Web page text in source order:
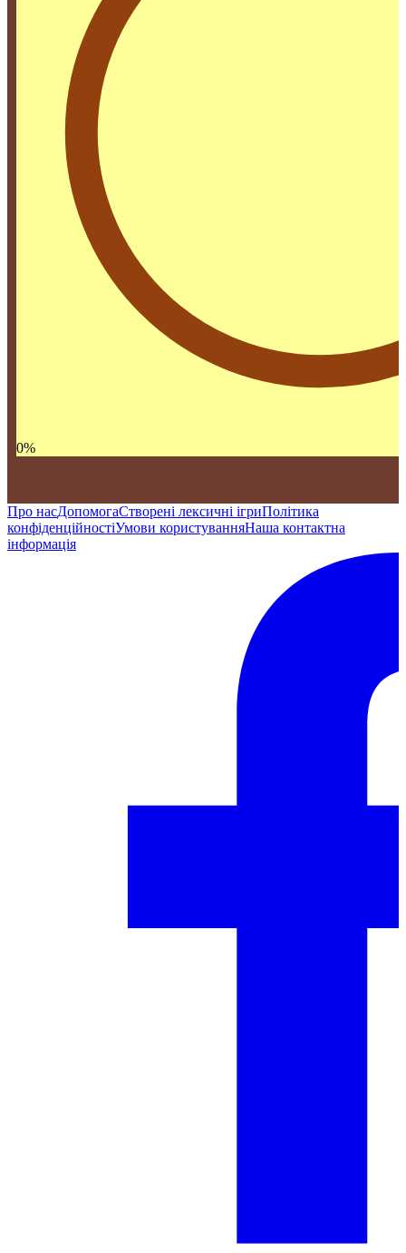
0%
Про насДопомогаСтворені лексичні ігриПолітика
конфіденційностіУмови користуванняНаша контактна
інформація